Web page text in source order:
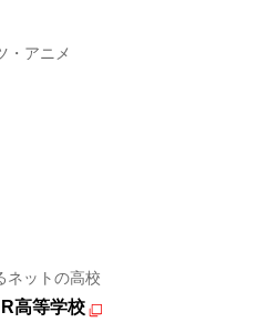
・アニメ
ネットの高校
高等学校